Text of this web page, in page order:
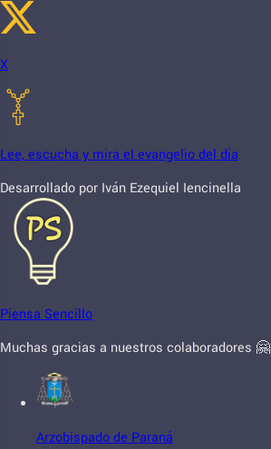
X
Lee, escucha y mira el evangelio del día
Desarrollado por Iván Ezequiel Iencinella
Piensa Sencillo
Muchas gracias a nuestros colaboradores 🤗
Arzobispado de Paraná